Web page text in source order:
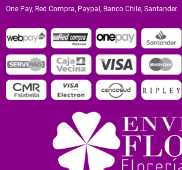
One Pay, Red Compra, Paypal, Banco Chile, Santander.